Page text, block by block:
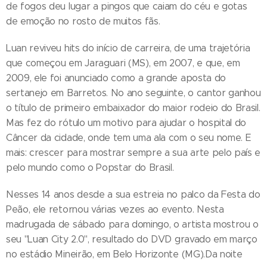
de fogos deu lugar a pingos que caiam do céu e gotas
de emoção no rosto de muitos fãs.
Luan reviveu hits do início de carreira, de uma trajetória
que começou em Jaraguari (MS), em 2007, e que, em
2009, ele foi anunciado como a grande aposta do
sertanejo em Barretos. No ano seguinte, o cantor ganhou
o título de primeiro embaixador do maior rodeio do Brasil.
Mas fez do rótulo um motivo para ajudar o hospital do
Câncer da cidade, onde tem uma ala com o seu nome. E
mais: crescer para mostrar sempre a sua arte pelo país e
pelo mundo como o Popstar do Brasil.
Nesses 14 anos desde a sua estreia no palco da Festa do
Peão, ele retornou várias vezes ao evento. Nesta
madrugada de sábado para domingo, o artista mostrou o
seu "Luan City 2.0", resultado do DVD gravado em março
no estádio Mineirão, em Belo Horizonte (MG).Da noite